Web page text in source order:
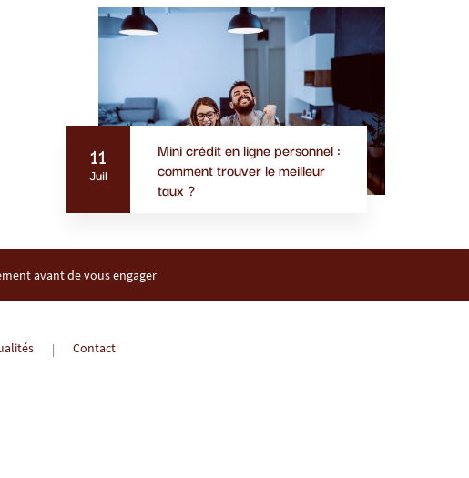
11
Juil
Mini crédit en ligne personnel :
comment trouver le meilleur
taux ?
avant de vous engager
Contact